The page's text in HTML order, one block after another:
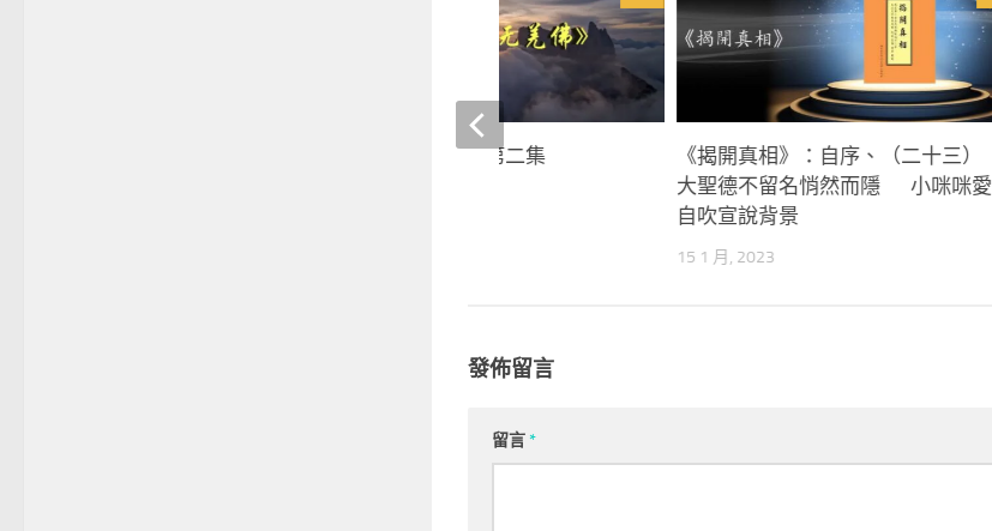
《揭開真相》：自序、（二十三）
大聖德不留名悄然而隱 小咪咪愛
自吹宣說背景
15 1 月, 2023
《認識南無羌佛》第二集
發佈留言
留言*